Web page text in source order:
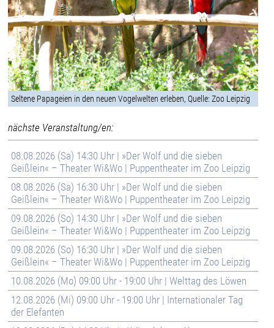
Seltene Papageien in den neuen Vogelwelten erleben, Quelle: Zoo Leipzig
nächste Veranstaltung/en:
08.08.2026 (Sa) 14:30 Uhr | »Der Wolf und die sieben
Geißlein« – Theater Wi&Wo | Puppentheater im Zoo Leipzig
08.08.2026 (Sa) 16:30 Uhr | »Der Wolf und die sieben
Geißlein« – Theater Wi&Wo | Puppentheater im Zoo Leipzig
09.08.2026 (So) 14:30 Uhr | »Der Wolf und die sieben
Geißlein« – Theater Wi&Wo | Puppentheater im Zoo Leipzig
09.08.2026 (So) 16:30 Uhr | »Der Wolf und die sieben
Geißlein« – Theater Wi&Wo | Puppentheater im Zoo Leipzig
10.08.2026 (Mo) 09:00 Uhr - 19:00 Uhr | Welttag des Löwen
12.08.2026 (Mi) 09:00 Uhr - 19:00 Uhr | Internationaler Tag
der Elefanten